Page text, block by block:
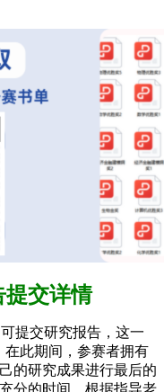
提交详情
提交研究报告，这一
在此期间，参赛者拥有
的研究成果进行最后的
分的时间，根据指导老